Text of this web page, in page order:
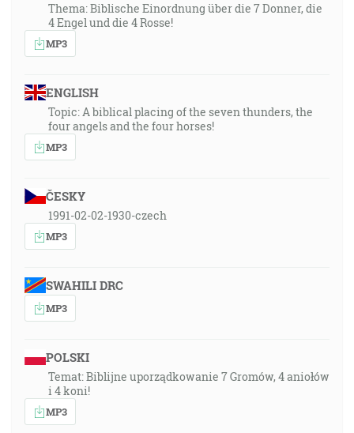
Thema: Biblische Einordnung über die 7 Donner, die
4 Engel und die 4 Rosse!
MP3
ENGLISH
Topic: A biblical placing of the seven thunders, the
four angels and the four horses!
MP3
ČESKY
1991-02-02-1930-czech
MP3
SWAHILI DRC
MP3
POLSKI
Temat: Biblijne uporządkowanie 7 Gromów, 4 aniołów
i 4 koni!
MP3